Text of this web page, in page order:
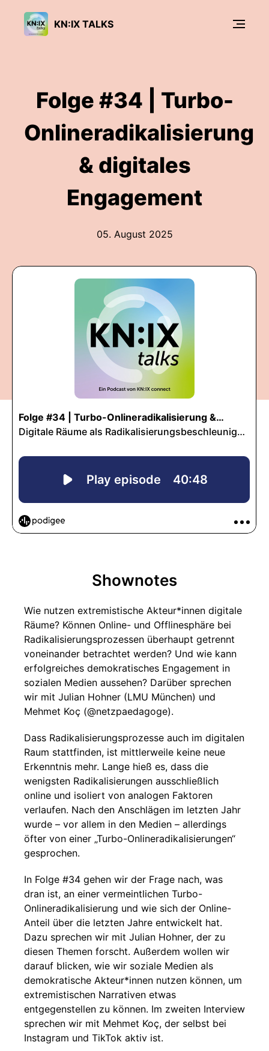
KN:IX TALKS
Folge #34 | Turbo-
Onlineradikalisierung
& digitales
Engagement
05. August 2025
Shownotes
Wie nutzen extremistische Akteur*innen digitale
Räume? Können Online- und Offlinesphäre bei
Radikalisierungsprozessen überhaupt getrennt
voneinander betrachtet werden? Und wie kann
erfolgreiches demokratisches Engagement in
sozialen Medien aussehen? Darüber sprechen
wir mit Julian Hohner (LMU München) und
Mehmet Koç (@netzpaedagoge).
Dass Radikalisierungsprozesse auch im digitalen
Raum stattfinden, ist mittlerweile keine neue
Erkenntnis mehr. Lange hieß es, dass die
wenigsten Radikalisierungen ausschließlich
online und isoliert von analogen Faktoren
verlaufen. Nach den Anschlägen im letzten Jahr
wurde – vor allem in den Medien – allerdings
öfter von einer „Turbo-Onlineradikalisierungen“
gesprochen.
In Folge #34 gehen wir der Frage nach, was
dran ist, an einer vermeintlichen Turbo-
Onlineradikalisierung und wie sich der Online-
Anteil über die letzten Jahre entwickelt hat.
Dazu sprechen wir mit Julian Hohner, der zu
diesen Themen forscht. Außerdem wollen wir
darauf blicken, wie wir soziale Medien als
demokratische Akteur*innen nutzen können, um
extremistischen Narrativen etwas
entgegenstellen zu können. Im zweiten Interview
sprechen wir mit Mehmet Koç, der selbst bei
Instagram und TikTok aktiv ist.